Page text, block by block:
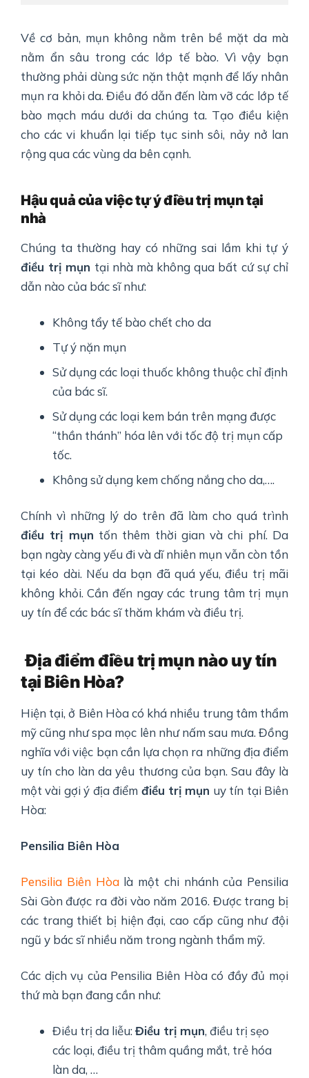
Về cơ bản, mụn không nằm trên bề mặt da mà
nằm ẩn sâu trong các lớp tế bào. Vì vậy bạn
thường phải dùng sức nặn thật mạnh để lấy nhân
mụn ra khỏi da. Điều đó dẫn đến làm vỡ các lớp tế
bào mạch máu dưới da chúng ta. Tạo điều kiện
cho các vi khuẩn lại tiếp tục sinh sôi, nảy nở lan
rộng qua các vùng da bên cạnh.
Hậu quả của việc tự ý điều trị mụn tại
nhà
Chúng ta thường hay có những sai lầm khi tự ý
điều trị mụn tại nhà mà không qua bất cứ sự chỉ
dẫn nào của bác sĩ như:
Không tẩy tế bào chết cho da
Tự ý nặn mụn
Sử dụng các loại thuốc không thuộc chỉ định
của bác sĩ.
Sử dụng các loại kem bán trên mạng được
“thần thánh” hóa lên với tốc độ trị mụn cấp
tốc.
Không sử dụng kem chống nắng cho da,….
Chính vì những lý do trên đã làm cho quá trình
điều trị mụn tốn thêm thời gian và chi phí. Da
bạn ngày càng yếu đi và dĩ nhiên mụn vẫn còn tồn
tại kéo dài. Nếu da bạn đã quá yếu, điều trị mãi
không khỏi. Cần đến ngay các trung tâm trị mụn
uy tín để các bác sĩ thăm khám và điều trị.
Địa điểm điều trị mụn nào uy tín
tại Biên Hòa?
Hiện tại, ở Biên Hòa có khá nhiều trung tâm thẩm
mỹ cũng như spa mọc lên như nấm sau mưa. Đồng
nghĩa với việc bạn cần lựa chọn ra những địa điểm
uy tín cho làn da yêu thương của bạn. Sau đây là
một vài gợi ý địa điểm điều trị mụn uy tín tại Biên
Hòa:
Pensilia Biên Hòa
Pensilia Biên Hòalà một chi nhánh của Pensilia
Sài Gòn được ra đời vào năm 2016. Được trang bị
các trang thiết bị hiện đại, cao cấp cũng như đội
ngũ y bác sĩ nhiều năm trong ngành thẩm mỹ.
Các dịch vụ của Pensilia Biên Hòa có đầy đủ mọi
thứ mà bạn đang cần như:
Điều trị da liễu:Điều trị mụn, điều trị sẹo
các loại, điều trị thâm quầng mắt, trẻ hóa
làn da, …